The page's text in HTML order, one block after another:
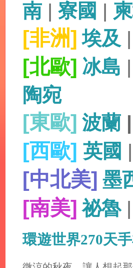
南 | 寮國 |
[非洲] 埃及 |
[北歐] 冰島
陶宛
[東歐] 波蘭 |
[西歐] 英國 |
[中北美] 墨
[南美] 祕魯|
環遊世界270天